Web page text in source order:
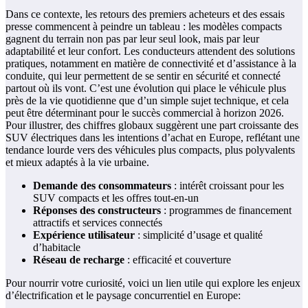
Dans ce contexte, les retours des premiers acheteurs et des essais
presse commencent à peindre un tableau : les modèles compacts
gagnent du terrain non pas par leur seul look, mais par leur
adaptabilité et leur confort. Les conducteurs attendent des solutions
pratiques, notamment en matière de connectivité et d’assistance à la
conduite, qui leur permettent de se sentir en sécurité et connecté
partout où ils vont. C’est une évolution qui place le véhicule plus
près de la vie quotidienne que d’un simple sujet technique, et cela
peut être déterminant pour le succès commercial à horizon 2026.
Pour illustrer, des chiffres globaux suggèrent une part croissante des
SUV électriques dans les intentions d’achat en Europe, reflétant une
tendance lourde vers des véhicules plus compacts, plus polyvalents
et mieux adaptés à la vie urbaine.
Demande des consommateurs : intérêt croissant pour les
SUV compacts et les offres tout-en-un
Réponses des constructeurs : programmes de financement
attractifs et services connectés
Expérience utilisateur : simplicité d’usage et qualité
d’habitacle
Réseau de recharge : efficacité et couverture
Pour nourrir votre curiosité, voici un lien utile qui explore les enjeux
d’électrification et le paysage concurrentiel en Europe: